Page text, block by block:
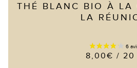
THÉ BLANC BIO À LA
LA
8,00€ / 20